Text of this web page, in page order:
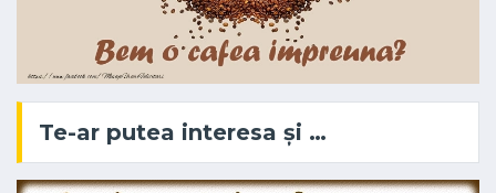
Te-ar putea interesa și …